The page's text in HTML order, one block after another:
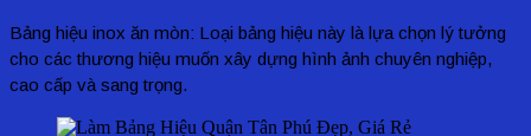
Bảng hiệu inox ăn mòn: Loại bảng hiệu này là lựa chọn lý tưởng
cho các thương hiệu muốn xây dựng hình ảnh chuyên nghiệp,
cao cấp và sang trọng.